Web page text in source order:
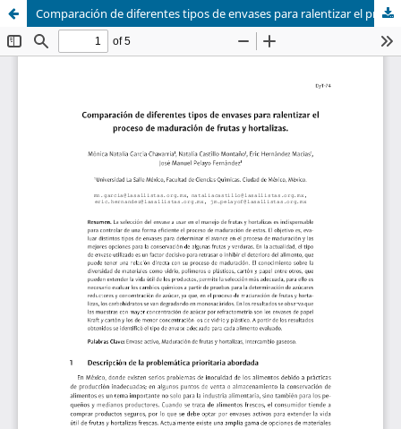
Comparación de diferentes tipos de envases para ralentizar el proceso de maduración de frutas y hortalizas